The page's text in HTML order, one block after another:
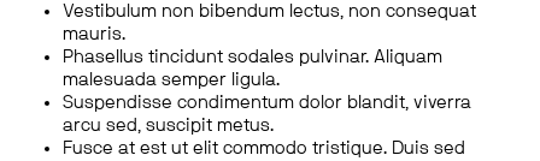
Vestibulum non bibendum lectus, non consequat
mauris.
Phasellus tincidunt sodales pulvinar. Aliquam
malesuada semper ligula.
Suspendisse condimentum dolor blandit, viverra
arcu sed, suscipit metus.
Fusce at est ut elit commodo tristique. Duis sed